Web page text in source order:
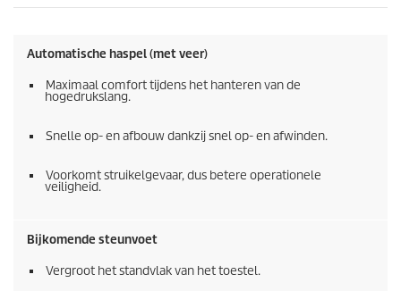
Automatische haspel (met veer)
Maximaal comfort tijdens het hanteren van de
hogedrukslang.
Snelle op- en afbouw dankzij snel op- en afwinden.
Voorkomt struikelgevaar, dus betere operationele
veiligheid.
Bijkomende steunvoet
Vergroot het standvlak van het toestel.